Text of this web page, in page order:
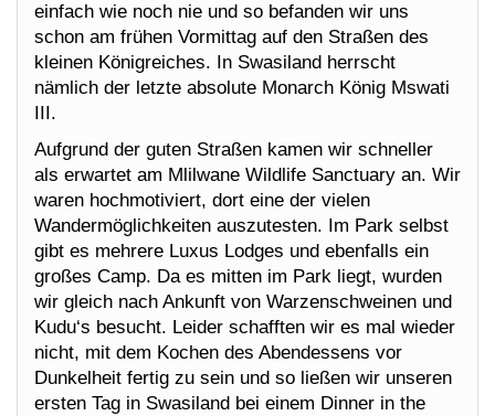
einfach wie noch nie und so befanden wir uns
schon am frühen Vormittag auf den Straßen des
kleinen Königreiches. In Swasiland herrscht
nämlich der letzte absolute Monarch König Mswati
III.
Aufgrund der guten Straßen kamen wir schneller
als erwartet am Mlilwane Wildlife Sanctuary an. Wir
waren hochmotiviert, dort eine der vielen
Wandermöglichkeiten auszutesten. Im Park selbst
gibt es mehrere Luxus Lodges und ebenfalls ein
großes Camp. Da es mitten im Park liegt, wurden
wir gleich nach Ankunft von Warzenschweinen und
Kudu‘s besucht. Leider schafften wir es mal wieder
nicht, mit dem Kochen des Abendessens vor
Dunkelheit fertig zu sein und so ließen wir unseren
ersten Tag in Swasiland bei einem Dinner in the